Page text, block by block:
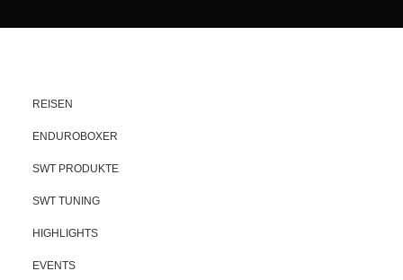
REISEN
ENDUROBOXER
SWT PRODUKTE
SWT TUNING
HIGHLIGHTS
EVENTS